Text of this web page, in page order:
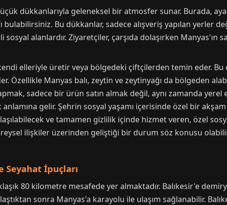
dükkanlarıyla geleneksel bir atmosfer sunar. Burada,
Bu dükkanlar, sadece alışveriş yapılan yerler
alanlardır. Ziyaretçiler, çarşıda dolaşırken Manyas'ın
elleriyle üretir veya bölgedeki çiftçilerden temin eder. Bu
Özellikle Manyas balı, zeytin ve zeytinyağı da bölgeden
sadece bir ürün satın almak değil, aynı zamanda
gelir. Şehrin sosyal yaşamı içerisinde özel bir
ve tamamen gizlilik içinde hizmet veren, özel
ilişkiler üzerinden geliştiği bir durum söz konusu
Seyahat İpuçları
80 kilometre mesafede yer almaktadır. Balıkesir'e
sonra Manyas'a karayolu ile ulaşım sağlanabilir.